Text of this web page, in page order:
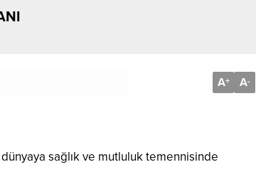
A+ A-
sağlık ve mutluluk temennisinde